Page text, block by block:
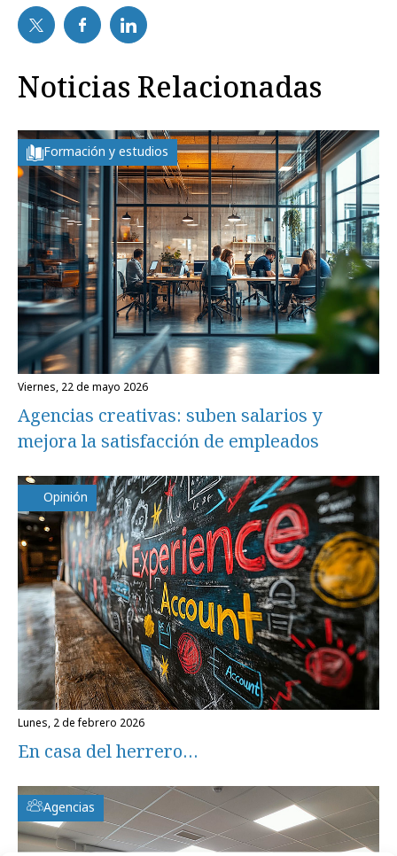
Noticias Relacionadas
Formación y estudios
viernes, 22 de mayo 2026
Agencias creativas: suben salarios y
mejora la satisfacción de empleados
Opinión
lunes, 2 de febrero 2026
En casa del herrero…
Agencias